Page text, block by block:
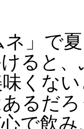
」で
ると
くな
るだ
で飲